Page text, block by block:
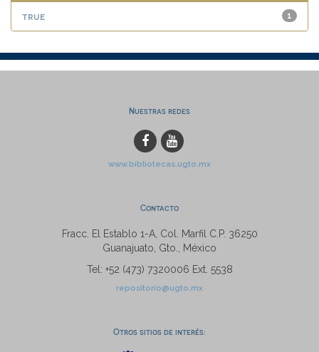
1
true
Nuestras redes
www.bibliotecas.ugto.mx
Contacto
Fracc. El Establo 1-A, Col. Marfil C.P. 36250
Guanajuato, Gto., México
Tel: +52 (473) 7320006 Ext. 5538
repositorio@ugto.mx
Otros sitios de interés: